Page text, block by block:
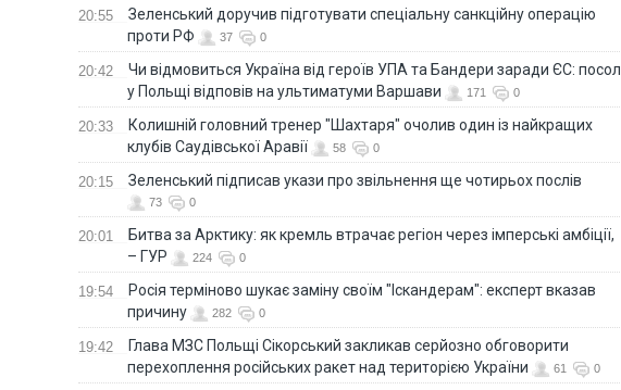
20:55
Зеленський доручив підготувати спеціальну санкційну операцію
проти РФ
37 0
20:42
Чи відмовиться Україна від героїв УПА та Бандери заради ЄС: посол
у Польщі відповів на ультиматуми Варшави
171 0
20:33
Колишній головний тренер "Шахтаря" очолив один із найкращих
клубів Саудівської Аравії
58 0
20:15 Зеленський підписав укази про звільнення ще чотирьох послів
73 0
20:01
Битва за Арктику: як кремль втрачає регіон через імперські амбіції,
– ГУР
224 0
19:54
Росія терміново шукає заміну своїм "Іскандерам": експерт вказав
причину
282 0
19:42
Глава МЗС Польщі Сікорський закликав серйозно обговорити
перехоплення російських ракет над територією України
61 0